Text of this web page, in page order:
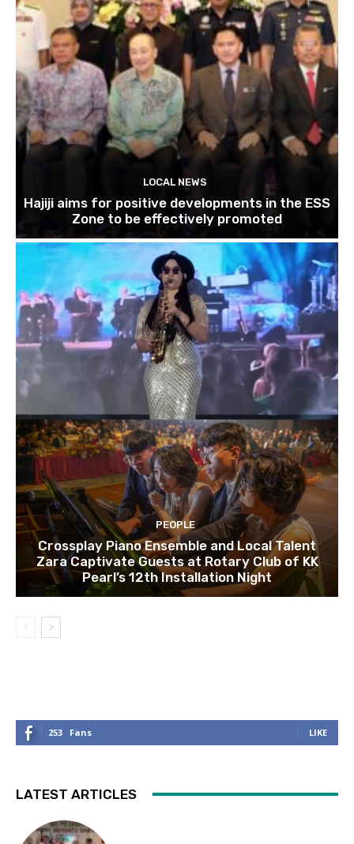
LOCAL NEWS
Hajiji aims for positive developments in the ESS
Zone to be effectively promoted
PEOPLE
Crossplay Piano Ensemble and Local Talent
Zara Captivate Guests at Rotary Club of KK
Pearl’s 12th Installation Night
253 Fans LIKE
LATEST ARTICLES